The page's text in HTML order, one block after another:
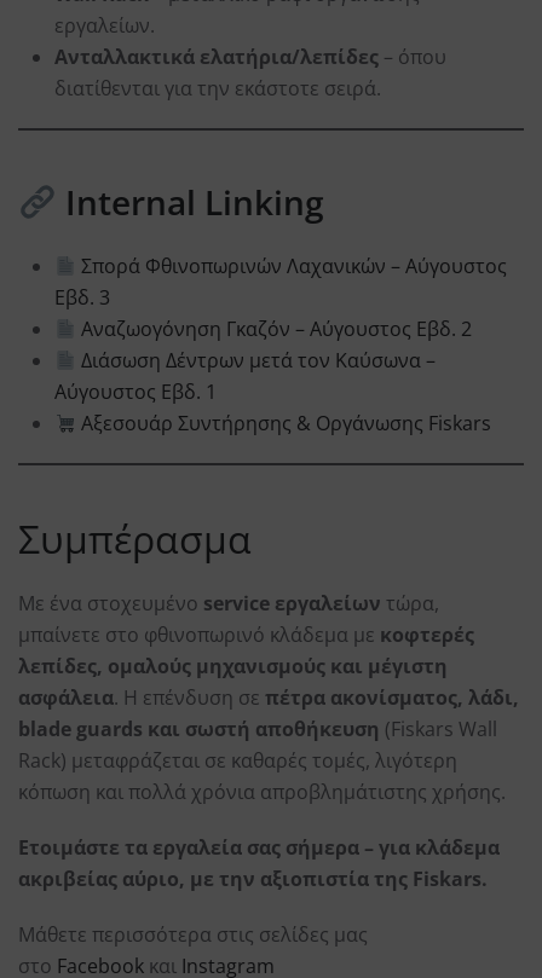
εργαλείων.
Ανταλλακτικά ελατήρια/λεπίδες – όπου
διατίθενται για την εκάστοτε σειρά.
Internal Linking
Σπορά Φθινοπωρινών Λαχανικών – Αύγουστος
Εβδ. 3
Αναζωογόνηση Γκαζόν – Αύγουστος Εβδ. 2
Διάσωση Δέντρων μετά τον Καύσωνα –
Αύγουστος Εβδ. 1
Αξεσουάρ Συντήρησης & Οργάνωσης Fiskars
Συμπέρασμα
Με ένα στοχευμένο service εργαλείων τώρα,
μπαίνετε στο φθινοπωρινό κλάδεμα με κοφτερές
λεπίδες, ομαλούς μηχανισμούς και μέγιστη
ασφάλεια. Η επένδυση σε πέτρα ακονίσματος, λάδι,
blade guards και σωστή αποθήκευση (Fiskars Wall
Rack) μεταφράζεται σε καθαρές τομές, λιγότερη
κόπωση και πολλά χρόνια απροβλημάτιστης χρήσης.
Ετοιμάστε τα εργαλεία σας σήμερα – για κλάδεμα
ακριβείας αύριο, με την αξιοπιστία της Fiskars.
Μάθετε περισσότερα στις σελίδες μας
στο Facebook και Instagram